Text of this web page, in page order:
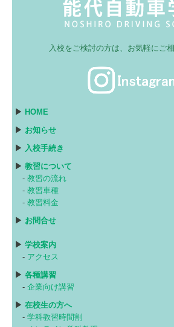
入校をご検討の方は、お気軽にご
▶ HOME
▶ お知らせ
▶ 入校手続き
▶教習について
-教習の流れ
-教習車種
-教習料金
▶ お問合せ
▶学校案内
- アクセス
▶各種講習
-企業向け講習
▶在校生の方へ
-学科教習時間割